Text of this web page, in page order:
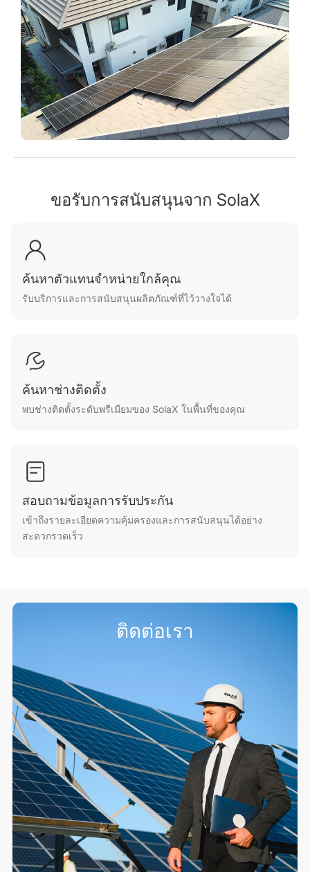
ขอรับการสนับสนุนจาก SolaX
ค้นหาตัวแทนจำหน่ายใกล้คุณ
รับบริการและการสนับสนุนผลิตภัณฑ์ที่ไว้วางใจได้
ค้นหาช่างติดตั้ง
พบช่างติดตั้งระดับพรีเมียมของ SolaX ในพื้นที่ของคุณ
สอบถามข้อมูลการรับประกัน
เข้าถึงรายละเอียดความคุ้มครองและการสนับสนุนได้อย่าง
สะดวกรวดเร็ว
ติดต่อเรา